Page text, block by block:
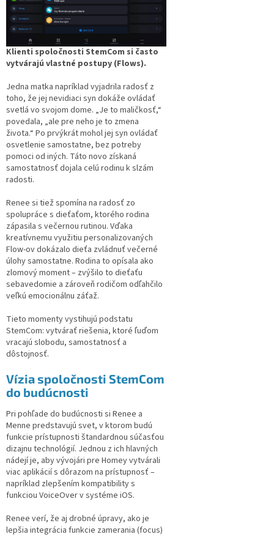
Klienti spoločnosti StemCom si často
vytvárajú vlastné postupy (Flows).
Jedna matka napríklad vyjadrila radosť z
toho, že jej nevidiaci syn dokáže ovládať
svetlá vo svojom dome. „Je to maličkosť,“
povedala, „ale pre neho je to zmena
života.“ Po prvýkrát mohol jej syn ovládať
osvetlenie samostatne, bez potreby
pomoci od iných. Táto novo získaná
samostatnosť dojala celú rodinu k slzám
radosti.
Renee si tiež spomína na radosť zo
spolupráce s dieťaťom, ktorého rodina
zápasila s večernou rutinou. Vďaka
kreatívnemu využitiu personalizovaných
Flow-ov dokázalo dieťa zvládnuť večerné
úlohy samostatne. Rodina to opísala ako
zlomový moment – zvýšilo to dieťaťu
sebavedomie a zároveň rodičom odľahčilo
veľkú emocionálnu záťaž.
Tieto momenty vystihujú podstatu
StemCom: vytvárať riešenia, ktoré ľuďom
vracajú slobodu, samostatnosť a
dôstojnosť.
Vízia spoločnosti StemCom
do budúcnosti
Pri pohľade do budúcnosti si Renee a
Menne predstavujú svet, v ktorom budú
funkcie prístupnosti štandardnou súčasťou
dizajnu technológií. Jednou z ich hlavných
nádejí je, aby vývojári pre Homey vytvárali
viac aplikácií s dôrazom na prístupnosť –
napríklad zlepšením kompatibility s
funkciou VoiceOver v systéme iOS.
Renee verí, že aj drobné úpravy, ako je
lepšia integrácia funkcie zamerania (focus)